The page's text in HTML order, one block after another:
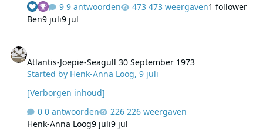
9 antwoorden
473 weergaven1 follower
Ben9 juli9 jul
Atlantis-Joepie-Seagull 30 September 1973
Started by Henk-Anna Loog,9 juli
[Verborgen inhoud]
0 antwoorden
226 weergaven
Henk-Anna Loog9 juli9 jul